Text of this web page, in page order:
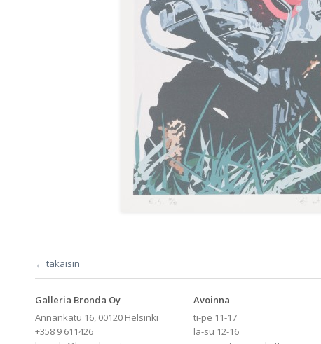
← takaisin
Galleria Bronda Oy
Annankatu 16, 00120 Helsinki
+358 9 611426
Avoinna
ti-pe 11-17
la-su 12-16